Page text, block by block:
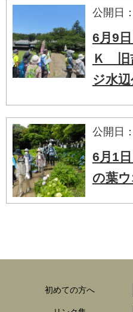
公開日
6月9
Ｋ 旧
ジ水
公開日
6月1
の葉
初めての方へ